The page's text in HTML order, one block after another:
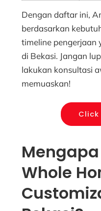
Dengan daftar ini,
berdasarkan
timeline pengerjaan
di Bekasi. Jangan
lakukan konsultasi
memuaskan!
Whole